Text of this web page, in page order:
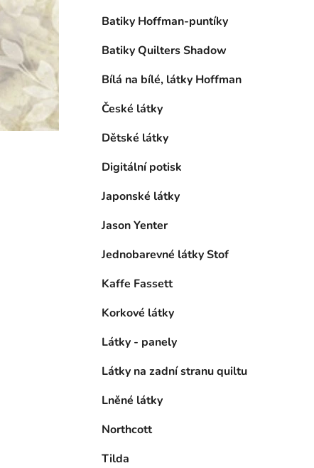
Batiky Hoffman-puntíky
Batiky Quilters Shadow
Bílá na bílé, látky Hoffman
České látky
Dětské látky
Digitální potisk
Japonské látky
Jason Yenter
Jednobarevné látky Stof
Kaffe Fassett
Korkové látky
Látky - panely
Látky na zadní stranu quiltu
Lněné látky
Northcott
Tilda